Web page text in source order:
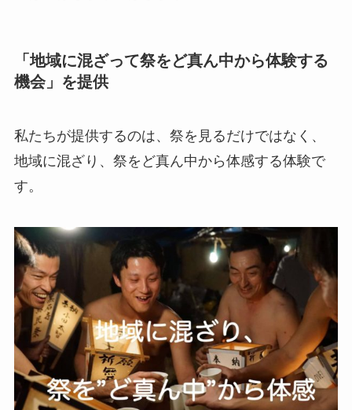
「地域に混ざって祭をど真ん中から体験する
機会」を提供
私たちが提供するのは、祭を見るだけではなく、
地域に混ざり、祭をど真ん中から体感する体験で
す。